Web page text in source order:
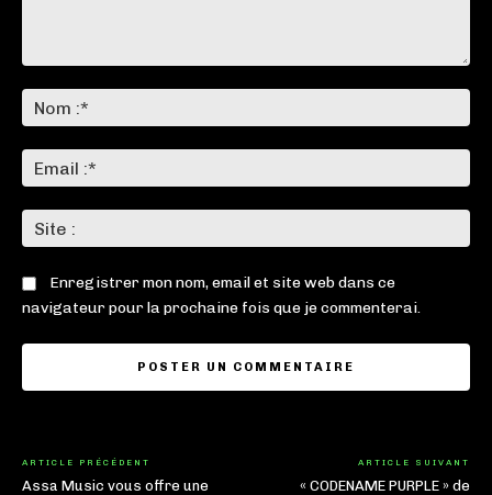
:*
:*
:
Enregistrer mon nom, email et site web dans ce
navigateur pour la prochaine fois que je commenterai.
ARTICLE PRÉCÉDENT
Assa Music vous offre une
ARTICLE SUIVANT
« CODENAME PURPLE » de